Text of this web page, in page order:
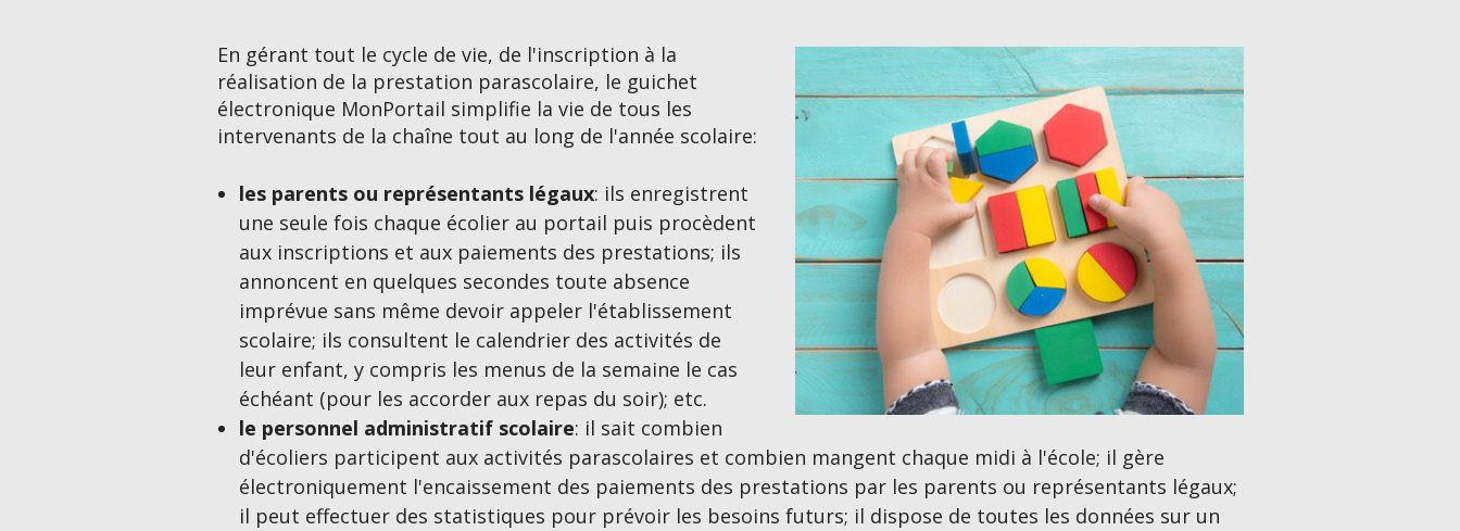
En gérant tout le cycle de vie, de l'inscription à la
réalisation de la prestation parascolaire, le guichet
électronique MonPortail simplifie la vie de tous les
intervenants de la chaîne tout au long de l'année scolaire:
les parents ou représentants légaux: ils enregistrent
une seule fois chaque écolier au portail puis procèdent
aux inscriptions et aux paiements des prestations; ils
annoncent en quelques secondes toute absence
imprévue sans même devoir appeler l'établissement
scolaire; ils consultent le calendrier des activités de
leur enfant, y compris les menus de la semaine le cas
échéant (pour les accorder aux repas du soir); etc.
le personnel administratif scolaire: il sait combien
d'écoliers participent aux activités parascolaires et combien mangent chaque midi à l'école; il gère
électroniquement l'encaissement des paiements des prestations par les parents ou représentants légaux;
il peut effectuer des statistiques pour prévoir les besoins futurs; il dispose de toutes les données sur un